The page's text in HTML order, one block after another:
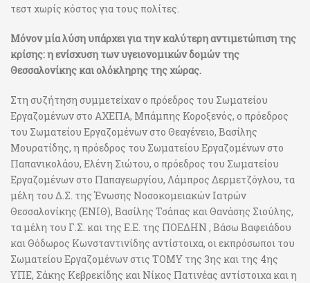
τεστ χωρίς κόστος για τους πολίτες.
Μόνον μία λύση υπάρχει για την καλύτερη αντιμετώπιση της
κρίσης: η ενίσχυση των υγειονομικών δομών της
Θεσσαλονίκης και ολόκληρης της χώρας.
Στη συζήτηση συμμετείχαν ο πρόεδρος του Σωματείου
Εργαζομένων στο ΑΧΕΠΑ, Μπάμπης Κοροξενός, ο πρόεδρος
του Σωματείου Εργαζομένων στο Θεαγένειο, Βασίλης
Μουρατίδης, η πρόεδρος του Σωματείου Εργαζομένων στο
Παπανικολάου, Ελένη Σιώτου, ο πρόεδρος του Σωματείου
Εργαζομένων στο Παπαγεωργίου, Λάμπρος Δερμετζόγλου, τα
μέλη του Δ.Σ. της Ένωσης Νοσοκομειακών Ιατρών
Θεσσαλονίκης (ΕΝΙΘ), Βασίλης Τσάπας και Θανάσης Σιούλης,
τα μέλη του Γ.Σ. και της Ε.Ε. της ΠΟΕΔΗΝ , Βάσω Βαφειάδου
και Θόδωρος Κωνσταντινίδης αντίστοιχα, οι εκπρόσωποι του
Σωματείου Εργαζομένων στις ΤΟΜΥ της 3ης και της 4ης
ΥΠΕ, Σάκης Κεβρεκίδης και Νίκος Πατινέας αντίστοιχα και η